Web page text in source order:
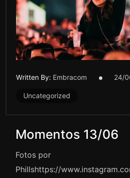
Written By: Embracom 24/
Uncategorized
Momentos 13/06
Fotos por
Phillshttps://